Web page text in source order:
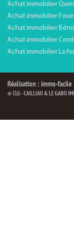
Achat immobilier
Achat immobilier
Achat immobilier
Achat immobilier
Achat immobilier La
Réalisation : immo-facile
© CLG - CAILLIAU & LE GARO